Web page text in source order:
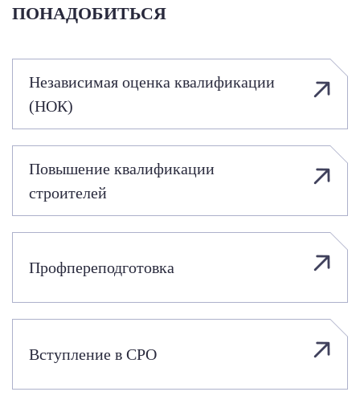
ПОНАДОБИТЬСЯ
Независимая оценка квалификации
(НОК)
Повышение квалификации
строителей
Профпереподготовка
Вступление в СРО